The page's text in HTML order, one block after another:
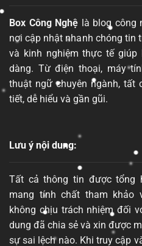
Box Công Nghệ là blog công
nơi cập nhật nhanh chóng tin
và kinh nghiệm thực tế giúp
dàng. Từ điện thoại, máy
thuật ngữ chuyên ngành, tất
tiết, dễ hiểu và gần gũi.
Lưu ý nội dung:
Tất cả thông tin được tổng
mang tính chất tham khảo
không chịu trách nhiệm đối
dung đã chia sẻ và xin được
sự sai lệch nào. Khi truy cập